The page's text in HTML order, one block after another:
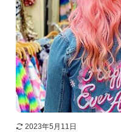
2023年5月11日